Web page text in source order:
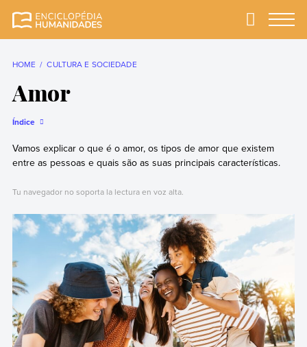
completa e mais
Primary
HOME CULTURA E SOCIEDADE
Amor
Índice
Vamos explicar o que é o amor, os tipos de amor que existem
entre as pessoas e quais são as suas principais características.
Tu navegador no soporta la lectura en voz alta.